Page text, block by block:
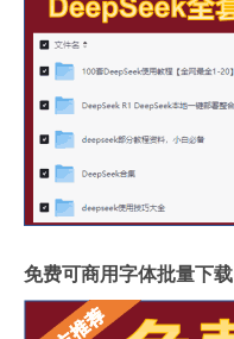
免费可商用字体批量下载